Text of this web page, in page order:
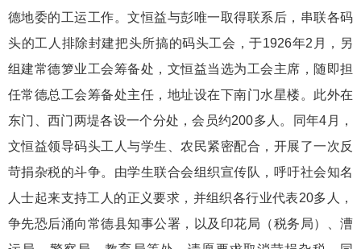
德地委的工运工作。文恒益与彭唯一取得联系后，串联各码
头的工人排除封建把头所搞的码头工会，于1926年2月，另
组建常德箩业工会筹备处，文恒益当选为工会主席，随即担
任常德总工会筹备处主任，地址设在下南门水星楼。此外在
东门、西门两堤各设一个分处，会员约200多人。同年4月，
文恒益领导码头工人与学生、农民紧密配合，开展了一次反
苛捐杂税的斗争。由学生联合会组织宣传队，呼吁社会知名
人士起来支持工人的正义要求，并组织各行业代表20多人，
争先恐后涌向常德县知事公署，以及印花局（税务局）、漕